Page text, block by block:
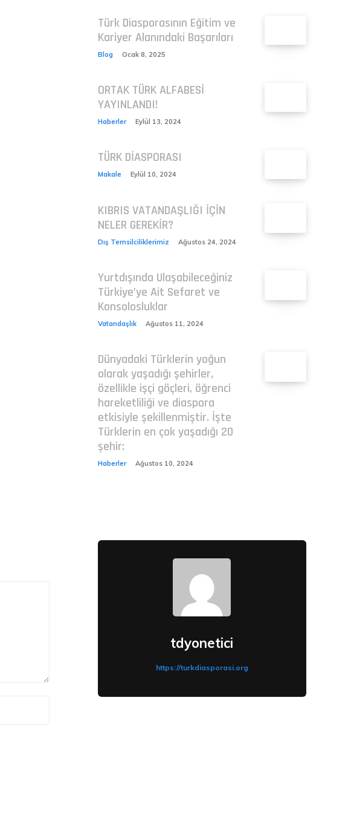
Türk Diasporasının Eğitim ve
Kariyer Alanındaki Başarıları
Blog Ocak 8, 2025
ORTAK TÜRK ALFABESİ
YAYINLANDI!
Haberler Eylül 13, 2024
TÜRK DİASPORASI
Makale Eylül 10, 2024
KIBRIS VATANDAŞLIĞI İÇİN
NELER GEREKİR?
Dış Temsilciliklerimiz Ağustos 24, 2024
Yurtdışında Ulaşabileceğiniz
Türkiye’ye Ait Sefaret ve
Konsolosluklar
Vatandaşlık Ağustos 11, 2024
Dünyadaki Türklerin yoğun
olarak yaşadığı şehirler,
özellikle işçi göçleri, öğrenci
hareketliliği ve diaspora
etkisiyle şekillenmiştir. İşte
Türklerin en çok yaşadığı 20
şehir:
Haberler Ağustos 10, 2024
tdyonetici
https://turkdiasporasi.org